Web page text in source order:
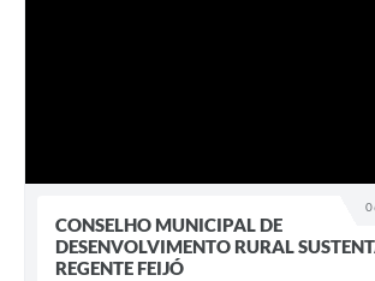
CONSELHO MUNICIPAL DE
DESENVOLVIMENTO RURAL
REGENTE FEIJÓ